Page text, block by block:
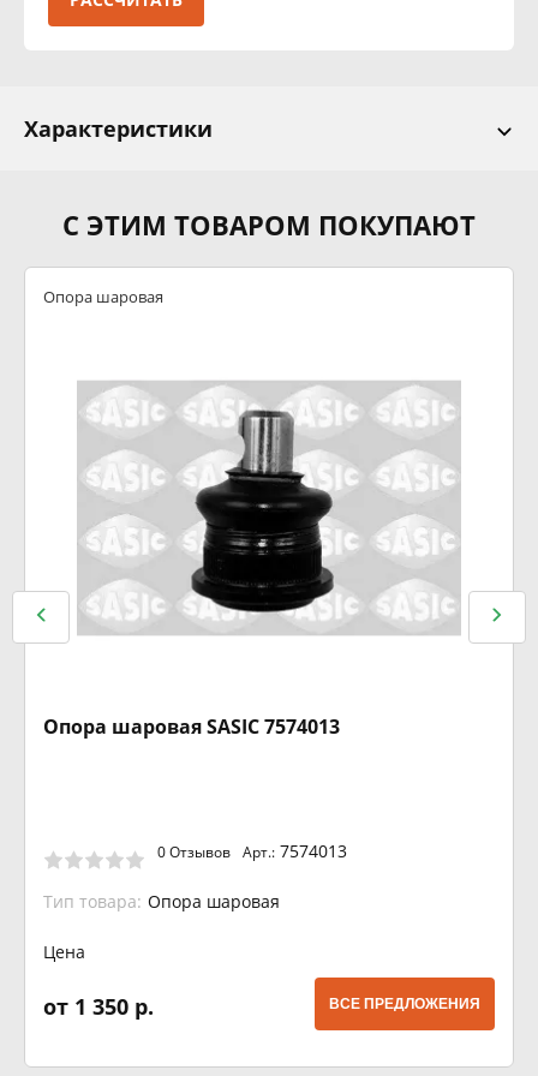
Характеристики
С ЭТИМ ТОВАРОМ ПОКУПАЮТ
Опора шаровая
Опора шаровая SASIC 7574013
0 Отзывов Арт.: 7574013
Тип товара: Опора шаровая
Цена
от 1 350 р. ВСЕ ПРЕДЛОЖЕНИЯ